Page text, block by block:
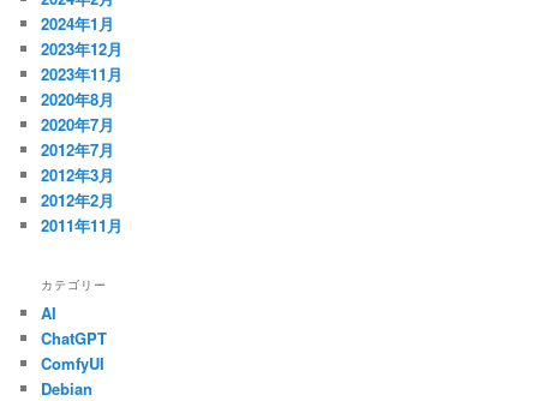
2024年1月
2023年12月
2023年11月
2020年8月
2020年7月
2012年7月
2012年3月
2012年2月
2011年11月
カテゴリー
AI
ChatGPT
ComfyUI
Debian